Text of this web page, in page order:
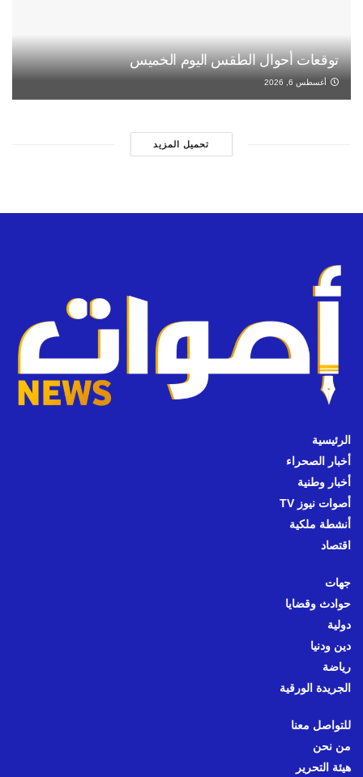
توقعات أحوال الطقس اليوم الخميس
أغسطس 6, 2026
تحميل المزيد
الرئيسية
أخبار الصحراء
أخبار وطنية
أصوات نيوز TV
أنشطة ملكية
اقتصاد
جهات
حوادث وقضايا
دولية
دين ودنيا
رياضة
الجريدة الورقية
للتواصل معنا
من نحن
هيئة التحرير